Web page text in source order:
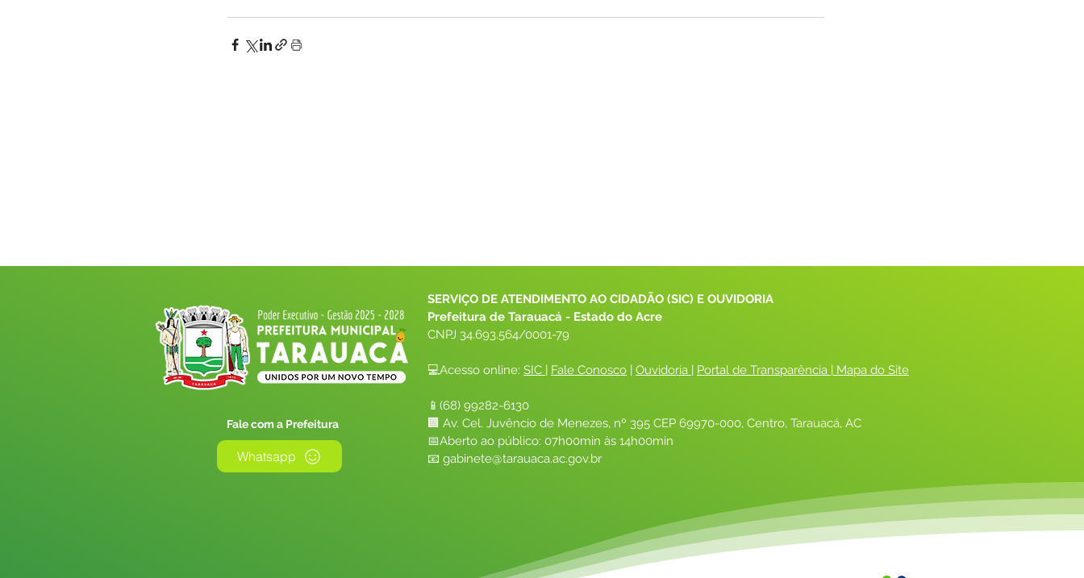
Fale com a Prefeitura
Whatsapp
SERVIÇO DE ATENDIMENTO AO CIDADÃO (SIC) E OUVIDORIA
Prefeitura de Tarauacá - Estado do Acre
CNPJ 34.693.564/0001-79
💻Acesso online: SIC | Fale Conosco | Ouvidoria | Portal de Transparência | Mapa do Site
📱(68) 99282-6130
🏢 Av. Cel. Juvêncio de Menezes, nº 395 CEP 69970-000, Centro, Tarauacá, AC
📅Aberto ao público: 07h00min às 14h00min
📧 gabinete@tarauaca.ac.gov.br